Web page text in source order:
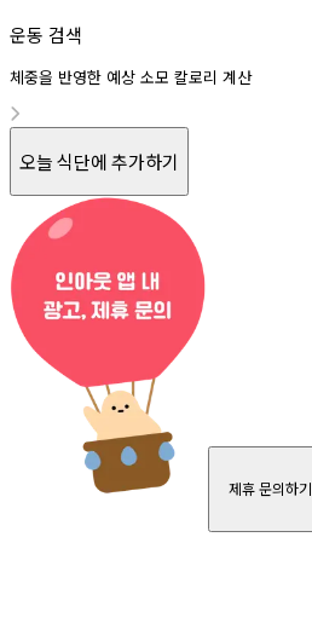
운동 검색
체중을 반영한 예상 소모 칼로리 계산
오늘 식단에 추가하기
제휴 문의하기